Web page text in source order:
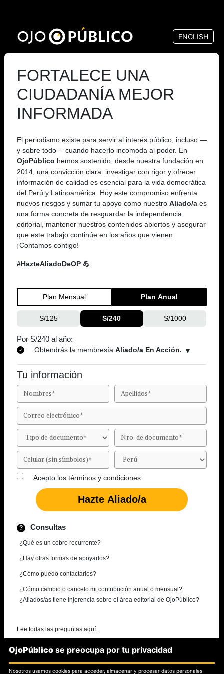
contenido
principal
ENGLISH
FORTALECE UNA
CIUDADANÍA MEJOR
INFORMADA
El periodismo existe para servir al interés público, incluso —
y sobre todo— cuando hacerlo incomoda al poder. En
OjoPúblico hemos sostenido, desde nuestra fundación en
2014, una convicción clara: investigar con rigor y ofrecer
información de calidad es esencial para la vida democrática
del Perú y Latinoamérica. Hoy este compromiso enfrenta
nuevos riesgos y sumar tu apoyo como nuestro Aliado/a es
una forma concreta de resguardar la independencia
editorial, mantener nuestros contenidos abiertos y asegurar
que este trabajo continúe en los años que vienen.
¡Contamos contigo!
#HazteAliadoDeOP 💪
Plan Mensual Plan Anual
S/125 S/240 S/1000
Por S/240 al año:
Obtendrás la membresía Aliado/a En Acción.
Tu información
Acepto los términos y condiciones.
Consultas
¿Qué es un cobro recurrente?
¿Hay otras formas de apoyarlos?
¿Cómo puedo contactarlos?
¿Cómo cambio o cancelo mi contribución anual o mensual?
¿Aliados/as tiene injerencia sobre el área editorial de OjoPúblico?
Lee todas las preguntas aquí.
¿Necesitas más información?
OjoPúblico se preocupa por tu privacidad
Nosotros usamos cookies para acceder, almacenar y procesar datos personales